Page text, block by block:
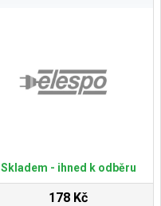
Skladem - ihned k odběru
178 Kč